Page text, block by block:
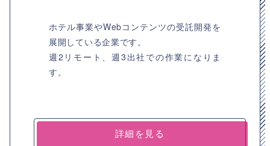
ホテル事業やWebコンテンツの受託開発を
展開している企業です。
週2リモート、週3出社での作業になりま
す。
詳細を見る